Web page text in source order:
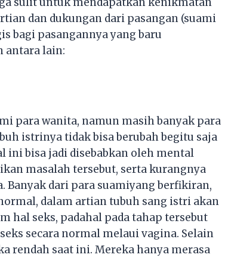
dan dukungan dari pasangan (suami
bagi pasangannya yang baru
antara lain:
para wanita, namun masih banyak para
istrinya tidak bisa berubah begitu saja
ini bisa jadi disebabkan oleh mental
masalah tersebut, serta kurangnya
Banyak dari para suamiyang berfikiran,
dalam artian tubuh sang istri akan
hal seks, padahal pada tahap tersebut
secara normal melaui vagina. Selain
rendah saat ini. Mereka hanya merasa